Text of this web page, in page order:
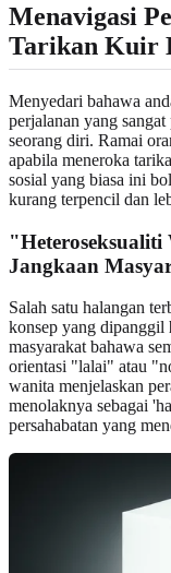
Menavigasi
Tarikan Kuir
Menyedari bahawa
perjalanan yang
seorang diri. Ramai
apabila meneroka
sosial yang biasa ini
kurang terpencil dan
Jangkaan
Salah satu halangan
konsep yang dipanggil
masyarakat bahawa
orientasi "lalai" atau
wanita menjelaskan
menolaknya sebagai
persahabatan yang